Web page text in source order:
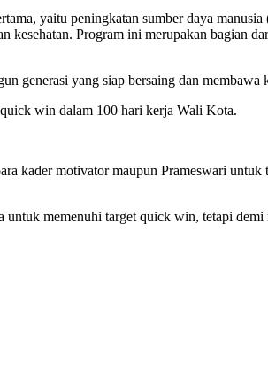
yaitu peningkatan sumber daya
Program ini merupakan bagian
generasi yang siap bersaing dan
win dalam 100 hari kerja Wali Kota.
kader motivator maupun Prameswari
memenuhi target quick win, tetapi